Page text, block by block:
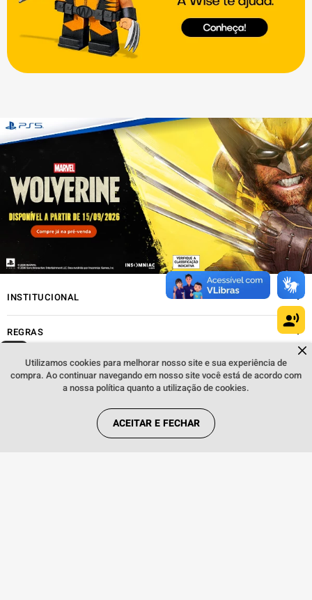
Dúvidas sobre produtos?
Utilizamos cookies para melhorar nosso site e sua experiência de
compra. Ao continuar navegando em nosso site você está de acordo com
a nossa política quanto a utilização de cookies.
ACEITAR E FECHAR
INSTITUCIONAL
REGRAS
REDES SOCIAIS